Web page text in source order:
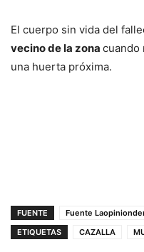
El cuerpo sin vida del
vecino de la zona cuando
una huerta próxima.
FUENTE
Fuente
ETIQUETAS
CAZALLA